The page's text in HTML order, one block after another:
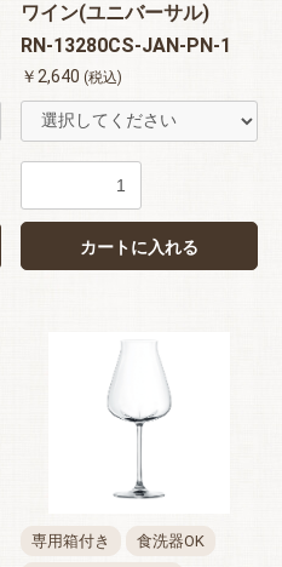
ワイン(ユニバーサル)
RN-13280CS-JAN-PN-1
￥2,640 (税込)
カートに入れる
専用箱付き
食洗器OK